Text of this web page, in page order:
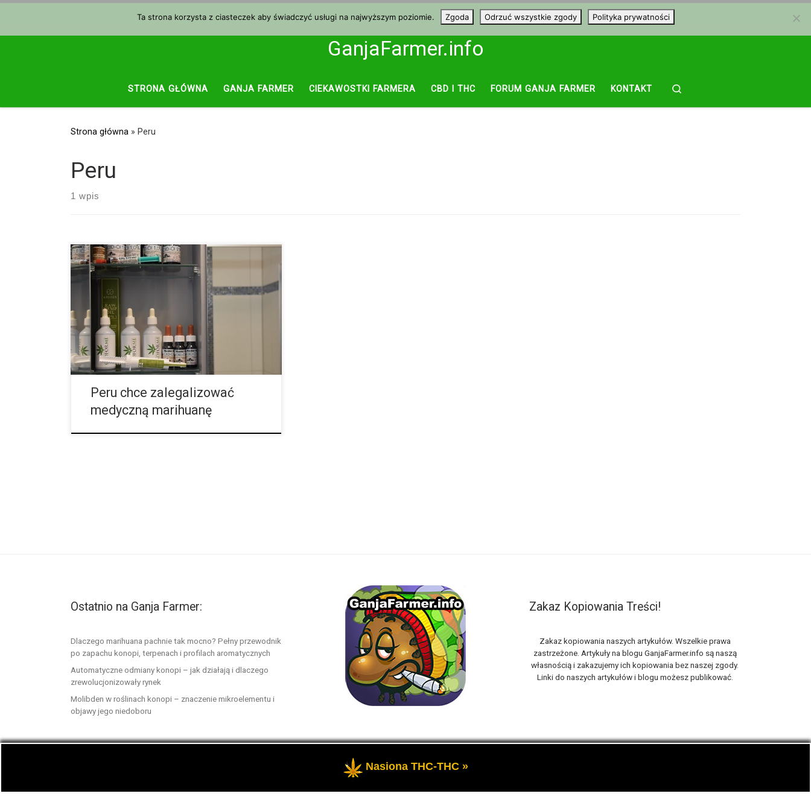
GanjaFarmer.info
STRONA GŁÓWNA GANJA FARMER CIEKAWOSTKI FARMERA CBD I THC FORUM GANJA FARMER KONTAKT
Strona główna » Peru
Peru
1 wpis
Nawet jeśli jeszcze wiele państw w Ameryce
Południowej prowadzi zgorzkniałą „war of drugs” i
bez względu na straty mają na celu wyeliminowanie
narkotyków razem z ich handlarzami z powierzchni
ziemi, istnieje kilka postępowych przykładów na to,
że jednak myśli się jeszcze o społeczności i jej
dobru. Na przykład Peru myślało już nad
alternatywami w wojnie przeciw narkotykowej, przez
co ostatnio […]
Peru chce zalegalizować
medyczną marihuanę
Ostatnio na Ganja Farmer:
Dlaczego marihuana pachnie tak mocno? Pełny przewodnik
po zapachu konopi, terpenach i profilach aromatycznych
Automatyczne odmiany konopi – jak działają i dlaczego
zrewolucjonizowały rynek
Molibden w roślinach konopi – znaczenie mikroelementu i
objawy jego niedoboru
Zakaz Kopiowania Treści!
Zakaz kopiowania naszych artykułów. Wszelkie prawa
zastrzeżone. Artykuły na blogu GanjaFarmer.info są naszą
własnością i zakazujemy ich kopiowania bez naszej zgody.
Linki do naszych artykułów i blogu możesz publikować.
- Marihuana THC i rośliny konopi oraz cannabis CBD, to tematyka blogu konopnego Ganja Farmer.
Ta strona korzysta z ciasteczek aby świadczyć usługi na najwyższym poziomie. Zgoda Odrzuć wszystkie zgody Polityka prywatności
Nasiona THC-THC »